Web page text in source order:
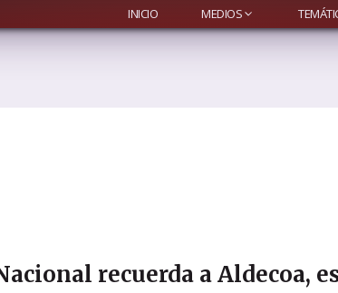
INICIO MEDIOS
recuerda a Aldecoa,